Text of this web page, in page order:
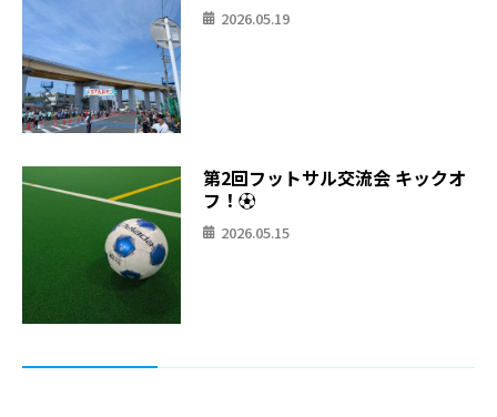
2026.05.19
第2回フットサル交流会 キックオ
フ！⚽
2026.05.15